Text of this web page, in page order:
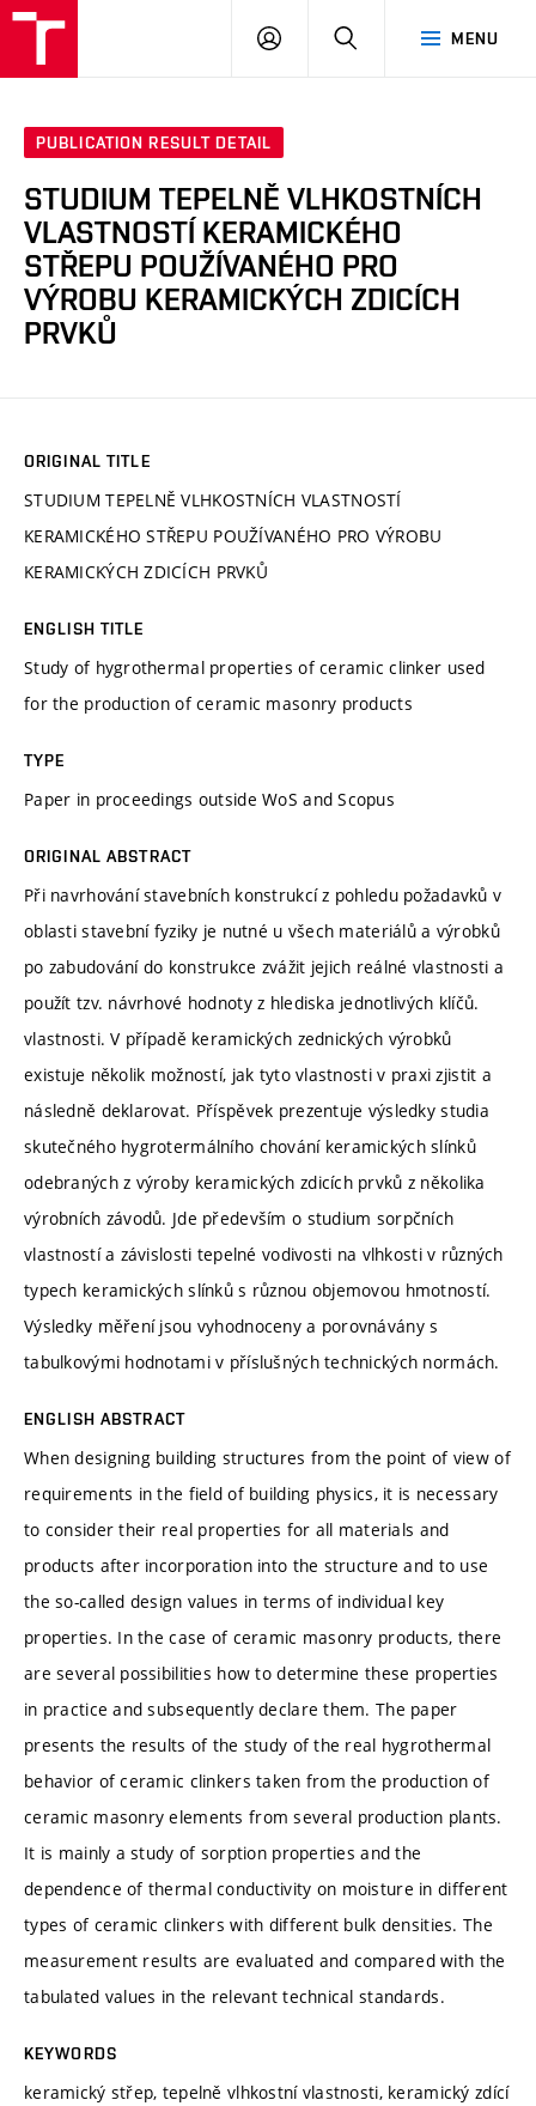
MENU
LOG
SEARCH
PUBLICATION RESULT DETAIL
STUDIUM TEPELNĚ VLHKOSTNÍCH
VLASTNOSTÍ KERAMICKÉHO
STŘEPU POUŽÍVANÉHO PRO
VÝROBU KERAMICKÝCH ZDICÍCH
PRVKŮ
ORIGINAL TITLE
STUDIUM TEPELNĚ VLHKOSTNÍCH VLASTNOSTÍ
KERAMICKÉHO STŘEPU POUŽÍVANÉHO PRO VÝROBU
KERAMICKÝCH ZDICÍCH PRVKŮ
ENGLISH TITLE
Study of hygrothermal properties of ceramic clinker used
for the production of ceramic masonry products
TYPE
Paper in proceedings outside WoS and Scopus
ORIGINAL ABSTRACT
Při navrhování stavebních konstrukcí z pohledu požadavků v
oblasti stavební fyziky je nutné u všech materiálů a výrobků
po zabudování do konstrukce zvážit jejich reálné vlastnosti a
použít tzv. návrhové hodnoty z hlediska jednotlivých klíčů.
vlastnosti. V případě keramických zednických výrobků
existuje několik možností, jak tyto vlastnosti v praxi zjistit a
následně deklarovat. Příspěvek prezentuje výsledky studia
skutečného hygrotermálního chování keramických slínků
odebraných z výroby keramických zdicích prvků z několika
výrobních závodů. Jde především o studium sorpčních
vlastností a závislosti tepelné vodivosti na vlhkosti v různých
typech keramických slínků s různou objemovou hmotností.
Výsledky měření jsou vyhodnoceny a porovnávány s
tabulkovými hodnotami v příslušných technických normách.
ENGLISH ABSTRACT
When designing building structures from the point of view of
requirements in the field of building physics, it is necessary
to consider their real properties for all materials and
products after incorporation into the structure and to use
the so-called design values in terms of individual key
properties. In the case of ceramic masonry products, there
are several possibilities how to determine these properties
in practice and subsequently declare them. The paper
presents the results of the study of the real hygrothermal
behavior of ceramic clinkers taken from the production of
ceramic masonry elements from several production plants.
It is mainly a study of sorption properties and the
dependence of thermal conductivity on moisture in different
types of ceramic clinkers with different bulk densities. The
measurement results are evaluated and compared with the
tabulated values in the relevant technical standards.
KEYWORDS
keramický střep, tepelně vlhkostní vlastnosti, keramický zdící